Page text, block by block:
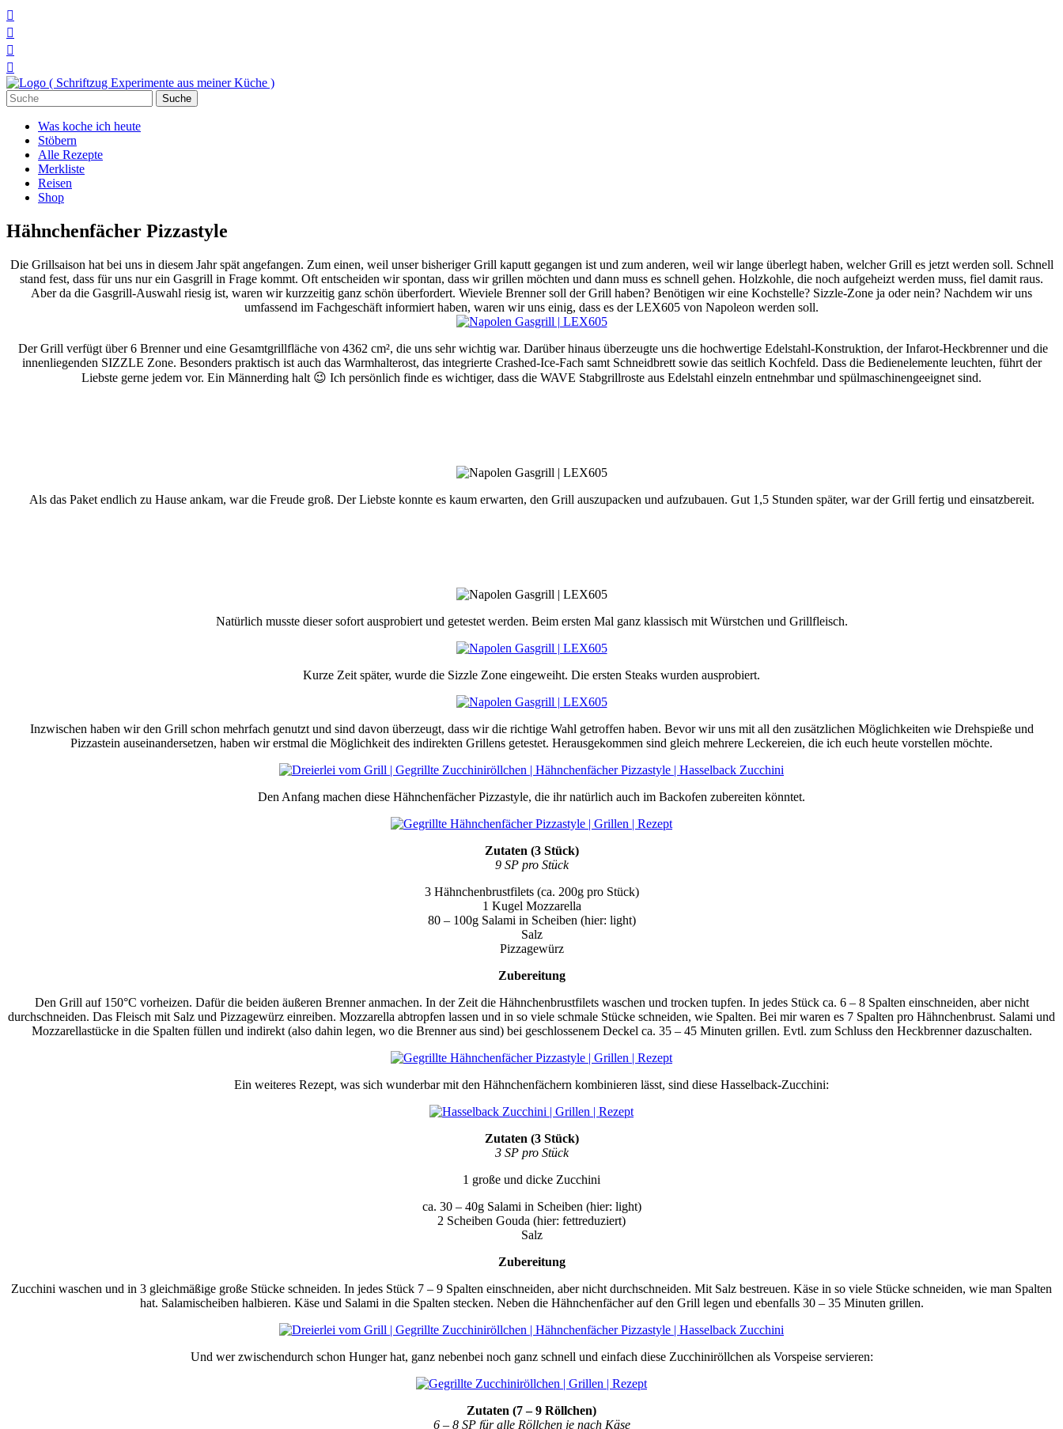




Suchen
nach:
Was koche ich heute
Stöbern
Alle Rezepte
Merkliste
Reisen
Shop
Hähnchenfächer Pizzastyle
Die Grillsaison hat bei uns in diesem Jahr spät angefangen. Zum einen, weil unser bisheriger Grill kaputt gegangen ist und zum anderen, weil wir lange überlegt haben, welcher Grill es jetzt werden soll. Schnell
stand fest, dass für uns nur ein Gasgrill in Frage kommt. Oft entscheiden wir spontan, dass wir grillen möchten und dann muss es schnell gehen. Holzkohle, die noch aufgeheizt werden muss, fiel damit raus.
Aber da die Gasgrill-Auswahl riesig ist, waren wir kurzzeitig ganz schön überfordert. Wieviele Brenner soll der Grill haben? Benötigen wir eine Kochstelle? Sizzle-Zone ja oder nein? Nachdem wir uns
umfassend im Fachgeschäft informiert haben, waren wir uns einig, dass es der LEX605 von Napoleon werden soll.
Der Grill verfügt über 6 Brenner und eine Gesamtgrillfläche von 4362 cm², die uns sehr wichtig war. Darüber hinaus überzeugte uns die hochwertige Edelstahl-Konstruktion, der Infarot-Heckbrenner und die
innenliegenden SIZZLE Zone. Besonders praktisch ist auch das Warmhalterost, das integrierte Crashed-Ice-Fach samt Schneidbrett sowie das seitlich Kochfeld. Dass die Bedienelemente leuchten, führt der
Liebste gerne jedem vor. Ein Männerding halt 😉 Ich persönlich finde es wichtiger, dass die WAVE Stabgrillroste aus Edelstahl einzeln entnehmbar und spülmaschinengeeignet sind.
Als das Paket endlich zu Hause ankam, war die Freude groß. Der Liebste konnte es kaum erwarten, den Grill auszupacken und aufzubauen. Gut 1,5 Stunden später, war der Grill fertig und einsatzbereit.
Natürlich musste dieser sofort ausprobiert und getestet werden. Beim ersten Mal ganz klassisch mit Würstchen und Grillfleisch.
Kurze Zeit später, wurde die Sizzle Zone eingeweiht. Die ersten Steaks wurden ausprobiert.
Inzwischen haben wir den Grill schon mehrfach genutzt und sind davon überzeugt, dass wir die richtige Wahl getroffen haben. Bevor wir uns mit all den zusätzlichen Möglichkeiten wie Drehspieße und
Pizzastein auseinandersetzen, haben wir erstmal die Möglichkeit des indirekten Grillens getestet. Herausgekommen sind gleich mehrere Leckereien, die ich euch heute vorstellen möchte.
Den Anfang machen diese Hähnchenfächer Pizzastyle, die ihr natürlich auch im Backofen zubereiten könntet.
Zutaten (3 Stück)
9 SP pro Stück
3 Hähnchenbrustfilets (ca. 200g pro Stück)
1 Kugel Mozzarella
80 – 100g Salami in Scheiben (hier: light)
Salz
Pizzagewürz
Zubereitung
Den Grill auf 150°C vorheizen. Dafür die beiden äußeren Brenner anmachen. In der Zeit die Hähnchenbrustfilets waschen und trocken tupfen. In jedes Stück ca. 6 – 8 Spalten einschneiden, aber nicht
durchschneiden. Das Fleisch mit Salz und Pizzagewürz einreiben. Mozzarella abtropfen lassen und in so viele schmale Stücke schneiden, wie Spalten. Bei mir waren es 7 Spalten pro Hähnchenbrust. Salami und
Mozzarellastücke in die Spalten füllen und indirekt (also dahin legen, wo die Brenner aus sind) bei geschlossenem Deckel ca. 35 – 45 Minuten grillen. Evtl. zum Schluss den Heckbrenner dazuschalten.
Ein weiteres Rezept, was sich wunderbar mit den Hähnchenfächern kombinieren lässt, sind diese Hasselback-Zucchini:
Zutaten (3 Stück)
3 SP pro Stück
1 große und dicke Zucchini
ca. 30 – 40g Salami in Scheiben (hier: light)
2 Scheiben Gouda (hier: fettreduziert)
Salz
Zubereitung
Zucchini waschen und in 3 gleichmäßige große Stücke schneiden. In jedes Stück 7 – 9 Spalten einschneiden, aber nicht durchschneiden. Mit Salz bestreuen. Käse in so viele Stücke schneiden, wie man Spalten
hat. Salamischeiben halbieren. Käse und Salami in die Spalten stecken. Neben die Hähnchenfächer auf den Grill legen und ebenfalls 30 – 35 Minuten grillen.
Und wer zwischendurch schon Hunger hat, ganz nebenbei noch ganz schnell und einfach diese Zucchiniröllchen als Vorspeise servieren:
Zutaten (7 – 9 Röllchen)
6 – 8 SP für alle Röllchen je nach Käse